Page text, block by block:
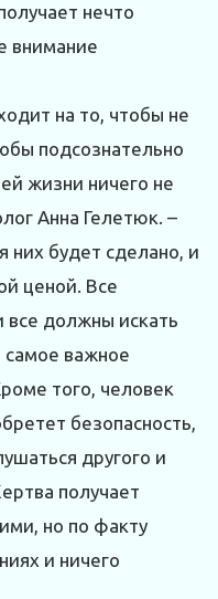
нечто
внимание
на то, чтобы не
подсознательно
жизни ничего не
Анна Гелетюк. –
них будет сделано, и
ценой. Все
все должны искать
самое важное
того, человек
безопасность,
другого и
получает
но по факту
и ничего